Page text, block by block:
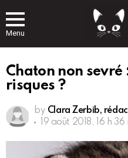
Menu
Chaton non sevré
risques ?
by Clara Zerbib,
19 août 2018, 16 h 36